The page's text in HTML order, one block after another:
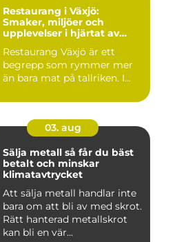
Restaurang i Växjö:
Smaker, miljöer och
upplevelser i hjärtat av
Restaurang Växjö är ett
begrepp som rymmer mer
än bara mat på tallriken. I...
03. aug
Sälja metall så får du bäst
betalt och minskar
klimatavtrycket
Att sälja metall handlar inte
bara om att bli av med skrot.
Rätt hanterad metallskrot
kan bli en vär...